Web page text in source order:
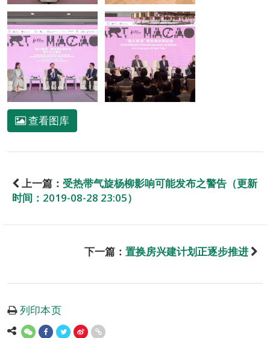
查看图库
上一篇： 受热带气旋杨柳影响可能发布之警告（更新
时间：2019-08-28 23:05）
下一篇： 置换房兴建计划正逐步推进
列印本页